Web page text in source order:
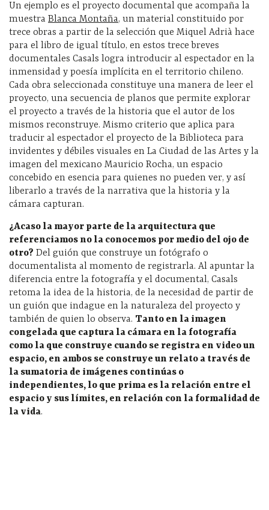
Un ejemplo es el proyecto documental que acompaña la
muestra Blanca Montaña, un material constituido por
trece obras a partir de la selección que Miquel Adrià hace
para el libro de igual título, en estos trece breves
documentales Casals logra introducir al espectador en la
inmensidad y poesía implícita en el territorio chileno.
Cada obra seleccionada constituye una manera de leer el
proyecto, una secuencia de planos que permite explorar
el proyecto a través de la historia que el autor de los
mismos reconstruye. Mismo criterio que aplica para
traducir al espectador el proyecto de la Biblioteca para
invidentes y débiles visuales en La Ciudad de las Artes y la
imagen del mexicano Mauricio Rocha, un espacio
concebido en esencia para quienes no pueden ver, y así
liberarlo a través de la narrativa que la historia y la
cámara capturan.
¿Acaso la mayor parte de la arquitectura que
referenciamos no la conocemos por medio del ojo de
otro? Del guión que construye un fotógrafo o
documentalista al momento de registrarla. Al apuntar la
diferencia entre la fotografía y el documental, Casals
retoma la idea de la historia, de la necesidad de partir de
un guión que indague en la naturaleza del proyecto y
también de quien lo observa. Tanto en la imagen
congelada que captura la cámara en la fotografía
como la que construye cuando se registra en video un
espacio, en ambos se construye un relato a través de
la sumatoria de imágenes continúas o
independientes, lo que prima es la relación entre el
espacio y sus límites, en relación con la formalidad de
la vida.